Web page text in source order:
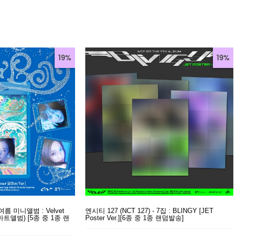
19%
름 미니앨범 : Velvet
트앨범) [5종 중 1종 랜
19%
엔시티 127 (NCT 127) - 7집 : BLINGY [JET
Poster Ver.][6종 중 1종 랜덤발송]